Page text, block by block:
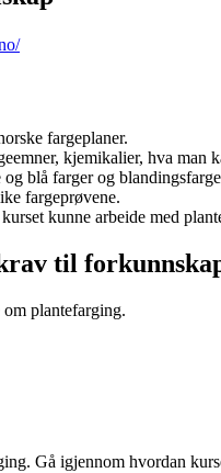
fargeplaner.
kjemikalier, hva man
blå farger og
fargeprøvene.
kunne arbeide med
til
plantefarging.
Gå igjennom hvordan